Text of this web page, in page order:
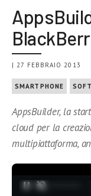
| 27 FEBBRAIO 2013
SMARTPHONE
AppsBuilder, la
cloud per la
multipiattaforma,